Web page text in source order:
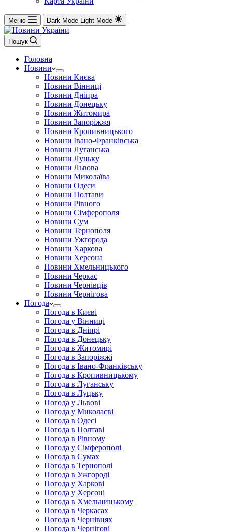
Меню Dark Mode Light Mode
Пошук
Головна
Новини
Новини Києва
Новини Вінниці
Новини Дніпра
Новини Донецьку
Новини Житомира
Новини Запоріжжя
Новини Кропивницького
Новини Івано-Франківська
Новини Луганська
Новини Луцьку
Новини Львова
Новини Миколаїва
Новини Одеси
Новини Полтави
Новини Рівного
Новини Сімферополя
Новини Сум
Новини Тернополя
Новини Ужгорода
Новини Харкова
Новини Херсона
Новини Хмельницького
Новини Черкас
Новини Чернівців
Новини Чернігова
Погода
Погода в Києві
Погода у Вінниці
Погода в Дніпрі
Погода в Донецьку
Погода в Житомирі
Погода в Запоріжжі
Погода в Івано-Франківську
Погода в Кропивницькому
Погода в Луганську
Погода в Луцьку
Погода у Львові
Погода у Миколаєві
Погода в Одесі
Погода в Полтаві
Погода в Рівному
Погода у Сімферополі
Погода в Сумах
Погода в Тернополі
Погода в Ужгороді
Погода у Харкові
Погода у Херсоні
Погода в Хмельницькому
Погода в Черкасах
Погода в Чернівцях
Погода в Чернігові